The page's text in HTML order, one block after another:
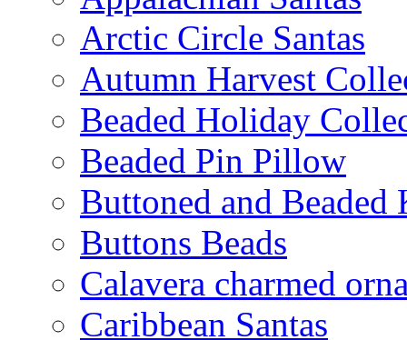
Arctic Circle Santas
Autumn Harvest
Beaded Holiday
Beaded Pin Pillow
Buttoned and Beaded
Buttons Beads
Calavera charmed
Caribbean Santas